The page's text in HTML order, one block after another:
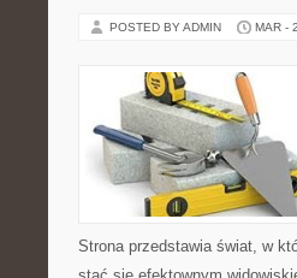
POSTED BY ADMIN MAR -
Strona przedstawia świat, w